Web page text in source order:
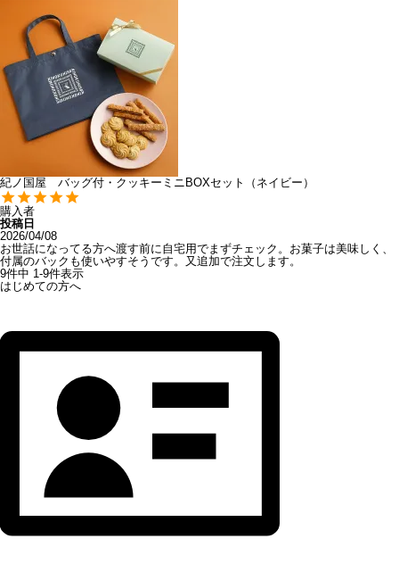
紀ノ国屋 バッグ付・クッキーミニBOXセット（ネイビー）
購入者
投稿日
2026/04/08
お世話になってる方へ渡す前に自宅用でまずチェック。お菓子は美味しく、
付属のバックも使いやすそうです。又追加で注文します。
9件中 1-9件表示
はじめての方へ